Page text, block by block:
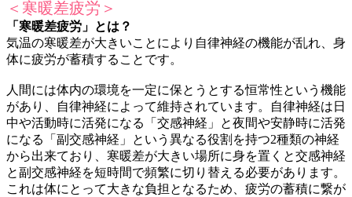
＜寒暖差疲労＞
「寒暖差疲労」とは？
気温の寒暖差が大きいことにより自律神経の機能が乱れ、身
体に疲労が蓄積することです。
人間には体内の環境を一定に保とうとする恒常性という機能
があり、自律神経によって維持されています。自律神経は日
中や活動時に活発になる「交感神経」と夜間や安静時に活発
になる「副交感神経」という異なる役割を持つ2種類の神経
から出来ており、寒暖差が大きい場所に身を置くと交感神経
と副交感神経を短時間で頻繁に切り替える必要があります。
これは体にとって大きな負担となるため、疲労の蓄積に繋が